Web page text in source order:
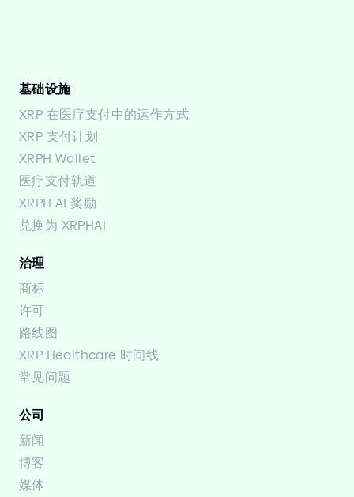
基础设施
XRP 在医疗支付中的运作方式
XRP 支付计划
XRPH Wallet
医疗支付轨道
XRPH AI 奖励
兑换为 XRPHAI
治理
商标
许可
路线图
XRP Healthcare 时间线
常见问题
公司
新闻
博客
媒体